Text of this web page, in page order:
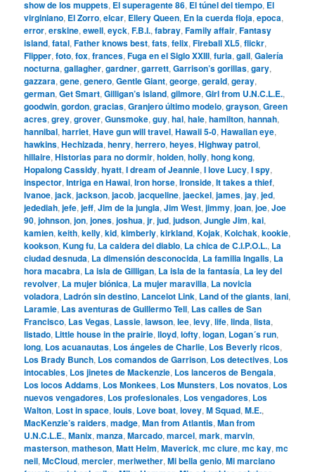
show de los muppets, El superagente 86, El túnel del tiempo, El
virginiano, El Zorro,elcar, Ellery Queen, En la cuerda floja,epoca,
error,erskine,ewell,eyck,F.B.I.,fabray,Family affair,Fantasy
island,fatal,Father knows best,fats,felix,Fireball XL5,flickr,
Flipper,foto,fox,frances,Fuga en el Siglo XXIII,furia,gail,Galería
nocturna,gallagher,gardner,garrett,Garrison’s gorillas,gary,
gazzara,gene,genero,Gentle Giant,george,gerald,geray,
german,Get Smart,Gilligan’s island,gilmore,Girl from U.N.C.L.E.,
goodwin,gordon,gracias,Granjero último modelo,grayson,Green
acres,grey,grover,Gunsmoke,guy,hal,hale,hamilton,hannah,
hannibal,harriet,Have gun will travel,Hawaii 5-0,Hawaiian eye,
hawkins,Hechizada,henry,herrero,heyes,Highway patrol,
hillaire,Historias para no dormir,holden,holly,hong kong,
Hopalong Cassidy,hyatt,I dream of Jeannie,I love Lucy,I spy,
inspector,Intriga en Hawai,Iron horse,Ironside,It takes a thief,
Ivanoe,jack,jackson,jacob,jacqueline,jaeckel,james,jay,jed,
jedediah,jefe,jeff,Jim de la jungla,Jim West,jimmy,joan,joe,Joe
90,johnson,jon,jones,joshua,jr,jud,judson,Jungle Jim,kai,
kamien,keith,kelly,kid,kimberly,kirkland,Kojak,Kolchak,kookie,
kookson,Kung fu, La caldera del diablo, La chica de C.I.P.O.L., La
ciudad desnuda, La dimensión desconocida, La familia Ingalls, La
hora macabra, La isla de Gilligan, La isla de la fantasía, La ley del
revolver, La mujer biónica, La mujer maravilla, La novicia
voladora, Ladrón sin destino, Lancelot Link, Land of the giants,lani,
Laramie, Las aventuras de Guillermo Tell, Las calles de San
Francisco, Las Vegas, Lassie,lawson,lee,levy,life,linda,lista,
listado, Little house in the prairie,lloyd,lofty,logan, Logan´s run,
long, Los acuanautas, Los ángeles de Charlie, Los Beverly ricos,
Los Brady Bunch, Los comandos de Garrison, Los detectives, Los
intocables, Los jinetes de Mackenzie, Los lanceros de Bengala,
Los locos Addams, Los Monkees, Los Munsters, Los novatos, Los
nuevos vengadores, Los profesionales, Los vengadores, Los
Walton, Lost in space,louis, Love boat,lovey,M Squad,M.E.,
MacKenzie’s raiders,madge,Man from Atlantis,Man from
U.N.C.L.E.,Manix,manza,Marcado,marcel,mark,marvin,
masterson,matheson,Matt Helm,Maverick,mc clure,mc kay,mc
neil,McCloud,mercier,meriwether,Mi bella genio,Mi marciano